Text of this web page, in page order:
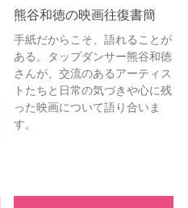
熊谷和徳の映画往復書簡
手紙だからこそ、語れることが
ある。タップダンサー熊谷和徳
さんが、交流のあるアーティス
トたちと日常の気づきや心に残
った映画について語り合いま
す。